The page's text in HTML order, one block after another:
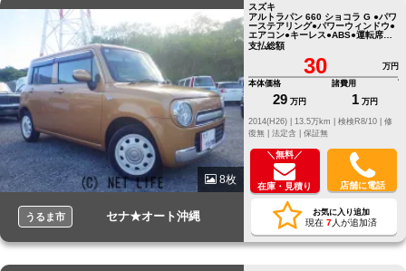
8枚
うるま市 セナ★オート沖縄
スズキ
アルトラパン 660 ショコラ G ●パワ
ーステアリング●パワーウィンドウ●
エアコン●キーレス●ABS●運転席エ
アバッグ
支払総額
30
万円
本体価格
29 万円
諸費用
1 万円
修
復無 | 法定含 | 保証無
＼無料／
在庫・見積り 店舗に電話
お気に入り追加
現在 7人が追加済